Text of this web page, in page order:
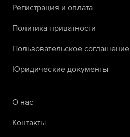
Регистрация и оплата
Политика приватности
Пользовательское соглашение
Юридические документы
О нас
Контакты